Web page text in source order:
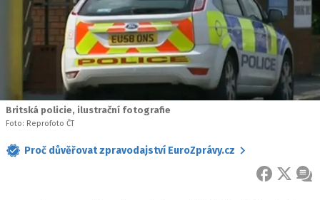
Britská policie, ilustrační fotografie
Foto: Reprofoto ČT
Proč důvěřovat zpravodajství EuroZprávy.cz
FACEBOOK
X